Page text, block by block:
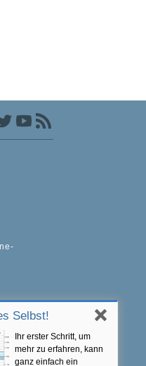
Selbst!
Ihr erster Schritt, um
mehr zu erfahren, kann
ganz einfach ein